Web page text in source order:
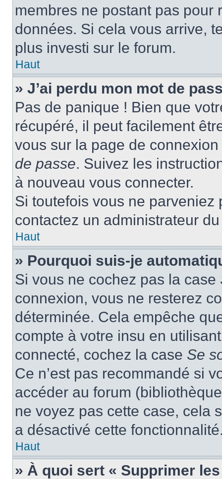
membres ne postant pas
données. Si cela vous arrive,
plus investi sur le forum.
Haut
» J’ai perdu mon mot de
Pas de panique ! Bien que
récupéré, il peut facilement
vous sur la page de
de passe. Suivez les
à nouveau vous connecter.
Si toutefois vous ne
contactez un administrateur
Haut
» Pourquoi suis-je
Si vous ne cochez pas la case
connexion, vous ne resterez
déterminée. Cela empêche
compte à votre insu en
connecté, cochez la case Se
Ce n’est pas recommandé si
accéder au forum
ne voyez pas cette case, cela
a désactivé cette
Haut
» À quoi sert « Supprimer